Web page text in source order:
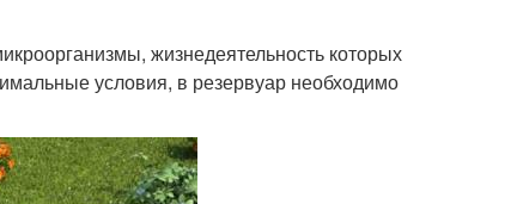
жизнедеятельность которых
условия, в резервуар необходимо